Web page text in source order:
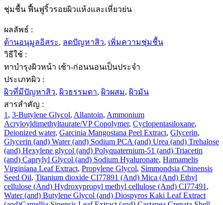
ชุ่มชื้น ฟื้นฟูริ้วรอยผิวแห้งและเหี่ยวย่น
ผลลัพธ์ :
ต้านอนุมูลอิสระ, ลดปัญหาสิว, เพิ่มความชุ่มชื้น
วิธีใช้ :
ทาบำรุงผิวหน้า เช้า-ก่อนนอนเป็นประจำ
ประเภทผิว :
ผิวที่มีปัญหาสิว, ผิวธรรมดา, ผิวผสม, ผิวมัน
สารสำคัญ :
1 , 3-Butylene Glycol, Allantoin, Ammonium
Acryloyldimethyltaurate/VP Copolymer, Cyclopentasiloxane,
Deionized water, Garcinia Mangostana Peel Extract, Glycerin,
Glycerin (and) Water (and) Sodium PCA (and) Urea (and) Trehalose
(and) Hexylene glycol (and) Polyquaternium-51 (and) Triacetin
(and) Caprylyl Glycol (and) Sodium Hyaluronate, Hamamelis
Virginiana Leaf Extract, Propylene Glycol, Simmondsia Chinensis
Seed Oil, Titanium dioxide CI77891 (And) Mica (And) Ethyl
cellulose (And) Hydroxypropyl methyl cellulose (And) CI77491 ,
Water (and) Butylene Glycol (and) Diospyros Kaki Leaf Extract